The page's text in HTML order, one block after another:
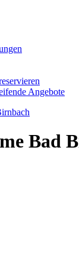
Angebote
Bad